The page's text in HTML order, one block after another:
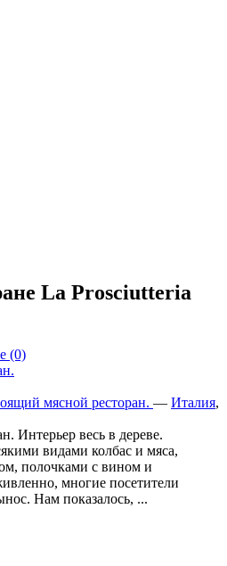
La Prosciutteria
(0)
мясной ресторан. — Италия,
Интерьер весь в дереве.
видами колбас и мяса,
полочками с вином и
многие посетители
Нам показалось, ...